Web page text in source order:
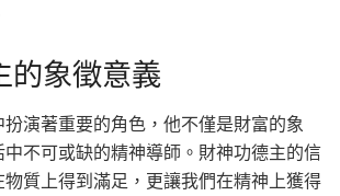
的象徵意義
演著重要的角色，他不僅是財富的象
不可或缺的精神導師。財神功德主的信
質上得到滿足，更讓我們在精神上獲得